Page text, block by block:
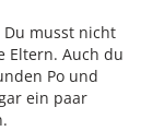
Du musst nicht
Eltern. Auch du
Po und
ein paar